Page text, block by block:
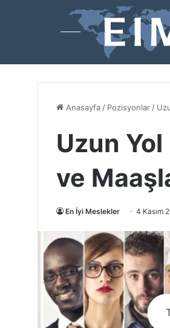
Anasayfa / Pozisyonlar /
Uzun
ve
En İyi Meslekler 4 Kasım